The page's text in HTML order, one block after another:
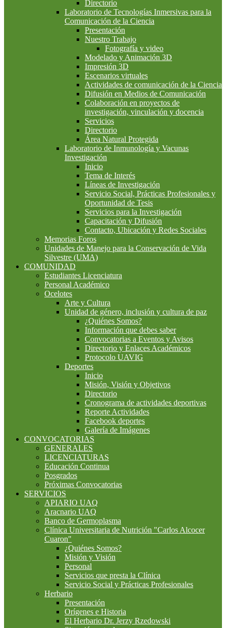
Directorio
Laboratorio de Tecnologías Inmersivas para la
Comunicación de la Ciencia
Presentación
Nuestro Trabajo
Fotografía y video
Modelado y Animación 3D
Impresión 3D
Escenarios virtuales
Actividades de comunicación de la Ciencia
Difusión en Medios de Comunicación
Colaboración en proyectos de
investigación, vinculación y docencia
Servicios
Directorio
Área Natural Protegida
Laboratorio de Inmunología y Vacunas
Investigación
Inicio
Tema de Interés
Líneas de Investigación
Servicio Social, Prácticas Profesionales y
Oportunidad de Tesis
Servicios para la Investigación
Capacitación y Difusión
Contacto, Ubicación y Redes Sociales
Memorias Foros
Unidades de Manejo para la Conservación de Vida
Silvestre (UMA)
COMUNIDAD
Estudiantes Licenciatura
Personal Académico
Ocelotes
Arte y Cultura
Unidad de género, inclusión y cultura de paz
¿Quiénes Somos?
Información que debes saber
Convocatorias a Eventos y Avisos
Directorio y Enlaces Académicos
Protocolo UAVIG
Deportes
Inicio
Misión, Visión y Objetivos
Directorio
Cronograma de actividades deportivas
Reporte Actividades
Facebook deportes
Galería de Imágenes
CONVOCATORIAS
GENERALES
LICENCIATURAS
Educación Continua
Posgrados
Próximas Convocatorias
SERVICIOS
APIARIO UAQ
Aracnario UAQ
Banco de Germoplasma
Clínica Universitaria de Nutrición "Carlos Alcocer
Cuaron"
¿Quiénes Somos?
Misión y Visión
Personal
Servicios que presta la Clínica
Servicio Social y Prácticas Profesionales
Herbario
Presentación
Orígenes e Historia
El Herbario Dr. Jerzy Rzedowski